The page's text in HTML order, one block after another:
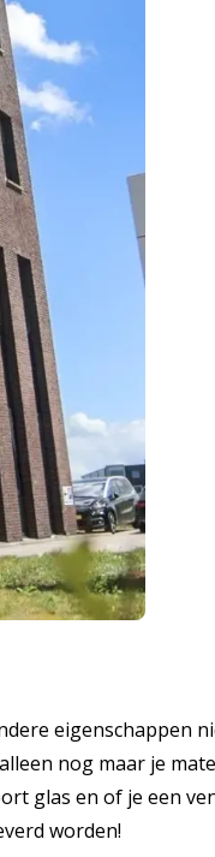
eigenschappen
nog maar je
glas en of je een
worden!